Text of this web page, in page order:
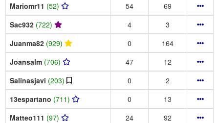
Mariomr11 (52) 54
69
Sac932 (722) 4
3
Juanma82 (929) 0
164
Joansalm (706) 47
12
Salinasjavi (203) 0
2
13espartano (711) 0
13
Matteo111 (97) 24
92